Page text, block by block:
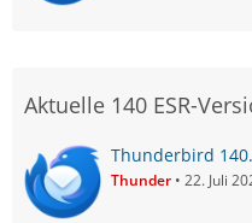
Aktuelle 140 ESR-
Thunderbird
Thunder 22. Juli